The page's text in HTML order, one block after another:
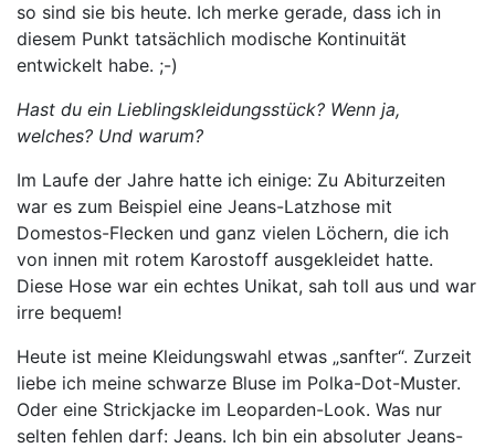
so sind sie bis heute. Ich merke gerade, dass ich in
diesem Punkt tatsächlich modische Kontinuität
entwickelt habe. ;-)
Hast du ein Lieblingskleidungsstück? Wenn ja,
welches? Und warum?
Im Laufe der Jahre hatte ich einige: Zu Abiturzeiten
war es zum Beispiel eine Jeans-Latzhose mit
Domestos-Flecken und ganz vielen Löchern, die ich
von innen mit rotem Karostoff ausgekleidet hatte.
Diese Hose war ein echtes Unikat, sah toll aus und war
irre bequem!
Heute ist meine Kleidungswahl etwas „sanfter“. Zurzeit
liebe ich meine schwarze Bluse im Polka-Dot-Muster.
Oder eine Strickjacke im Leoparden-Look. Was nur
selten fehlen darf: Jeans. Ich bin ein absoluter Jeans-